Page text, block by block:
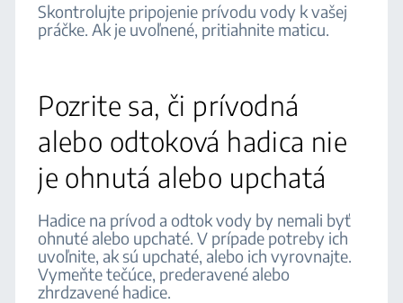
Skontrolujte pripojenie prívodu vody k vašej
práčke. Ak je uvoľnené, pritiahnite maticu.
Pozrite sa, či prívodná
alebo odtoková hadica nie
je ohnutá alebo upchatá
Hadice na prívod a odtok vody by nemali byť
ohnuté alebo upchaté. V prípade potreby ich
uvoľnite, ak sú upchaté, alebo ich vyrovnajte.
Vymeňte tečúce, prederavené alebo
zhrdzavené hadice.